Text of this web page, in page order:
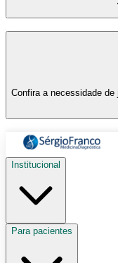
Confira a necessidade
Institucional
Para pacientes